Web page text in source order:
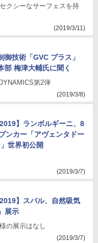
クシーなサーフェスを持
(2019/3/11)
御技術「GVC プラス」
部 梅津大輔氏に聞く
第2弾
(2019/3/8)
】ランボルギーニ、8
ンカー「アヴェンタドー
世界初公開
(2019/3/7)
】スバル、自然吸気
展示
の展示はなし
(2019/3/7)